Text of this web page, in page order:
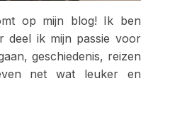
op mijn blog! Ik ben
deel ik mijn passie voor
geschiedenis, reizen
net wat leuker en